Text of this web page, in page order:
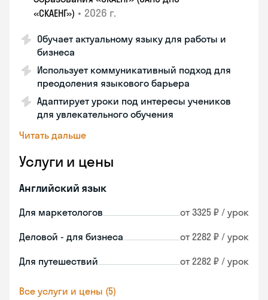
«СКАЕНГ») • 2026 г.
Обучает актуальному языку для работы и
бизнеса
Использует коммуникативный подход для
преодоления языкового барьера
Адаптирует уроки под интересы учеников
для увлекательного обучения
Читать дальше
Услуги и цены
Английский язык
Для маркетологов от 3325 ₽ / урок
Деловой - для бизнеса от 2282 ₽ / урок
Для путешествий от 2282 ₽ / урок
Все услуги и цены (5)